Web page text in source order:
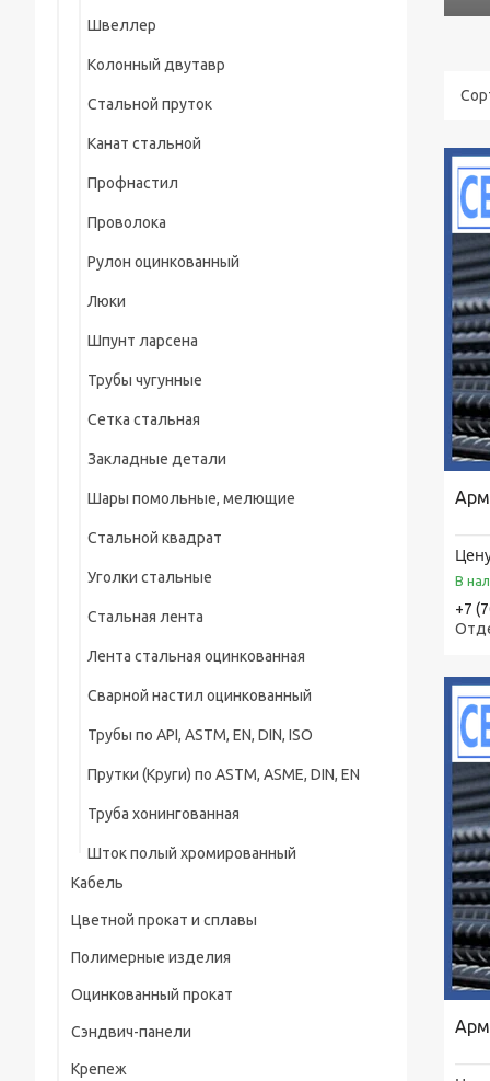
В
+7
Днища эллиптические
Чугунная трубопроводная арматура
МУФТЫ СОЕДИНИТЕЛЬНЫЕ ПФРК И ДРК
Компенсаторы и вибровставки
Клапаны запорные
Фланцы по ASME, ASTM, MSS, API, EN, DIN
Фитинги по ASME, ASTM, MSS, EN, DIN
Нержавеющий квадрат
Нержавеющий рифленый лист
Круг нержавеющий
Шестигранник нержавеющий
Швеллер
Колонный двутавр
Стальной пруток
Канат стальной
Профнастил
Проволока
Рулон оцинкованный
Люки
Шпунт ларсена
Трубы чугунные
Сетка стальная
Закладные детали
Шары помольные, мелющие
Стальной квадрат
Уголки стальные
Стальная лента
Лента стальная оцинкованная
Cварной настил оцинкованный
Трубы по API, ASTM, EN, DIN, ISO
Прутки (Круги) по ASTM, ASME, DIN, EN
Труба хонингованная
Шток полый хромированный
Кабель
Силовой кабель
Водопогружной кабель
Противопожарный кабель
Кабель для щеток электрических машин
Цветной прокат и сплавы
Латунный прокат
Медный прокат
Алюминиевый прокат
Бронзовый прокат
Полимерные изделия
Полиэтиленовые трубы
Паронит листовой
Полиэтилен листовой
Оцинкованный прокат
Оцинкованный уголок
Оцинкованные водогазопроводные
Сэндвич-панели
Крепеж